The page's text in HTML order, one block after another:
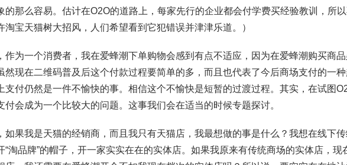
的那么容易。估计在O2O的道路上，每家先行的企业都会付学费买经验教训，所以
淘宝天猫树大招风，人们希望看到它犯错误并津津乐道。）
作为一个消费者，我在爱蜂潮下单购物会感到有点不适应，因为在爱蜂潮购买商
然现在二维码普及后这个付款过程要简单的多，而且也代表了今后商场支付的一
支付仍然是一件不愉快的事。相信这个不愉快是短暂的过渡过程。其实，在试图
付会成为一个比较大的问题。这事我们会在适当的时候专题探讨。
如果我是天猫的经销商，而且我只有天猫店，我最想做的事是什么？我想在线下
“淘品牌”的帽子，开一家实实在在的实体店。如果我原来有传统商场的实体店，现